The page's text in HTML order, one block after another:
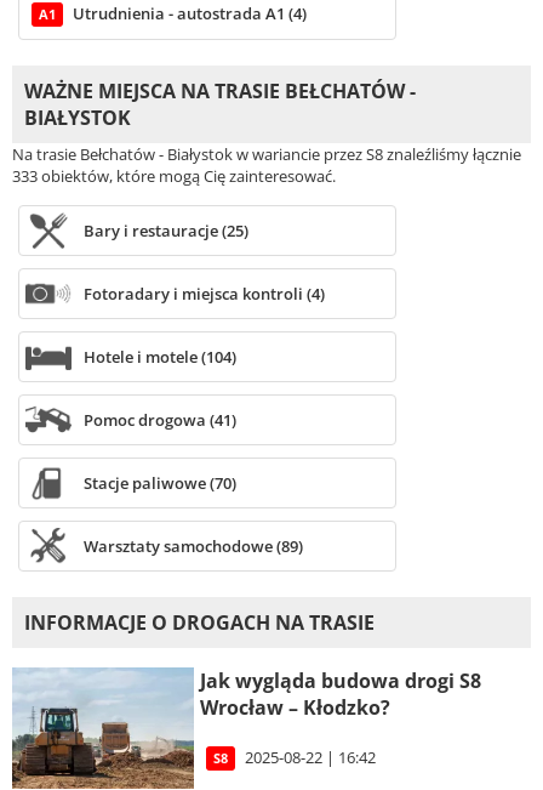
A1 Utrudnienia - autostrada A1 (4)
WAŻNE MIEJSCA NA TRASIE BEŁCHATÓW -
BIAŁYSTOK
Na trasie Bełchatów - Białystok w wariancie przez S8 znaleźliśmy łącznie
333 obiektów, które mogą Cię zainteresować.
Bary i restauracje (25)
Fotoradary i miejsca kontroli (4)
Hotele i motele (104)
Pomoc drogowa (41)
Stacje paliwowe (70)
Warsztaty samochodowe (89)
INFORMACJE O DROGACH NA TRASIE
Jak wygląda budowa drogi S8
Wrocław – Kłodzko?
S8 2025-08-22 | 16:42